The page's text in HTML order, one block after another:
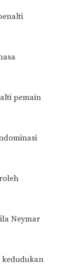
pemain
Neymar
kedudukan